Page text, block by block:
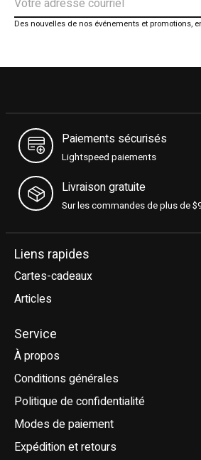
Des nouvelles de nos événements et promotions,
Paiements sécurisés
Lightspeed paiements
Livraison gratuite
Sur les commandes de plus de
Liens rapides
Cartes-cadeaux
Articles
Service
À propos
Conditions générales
Politique de confidentialité
Modes de paiement
Expédition et retours